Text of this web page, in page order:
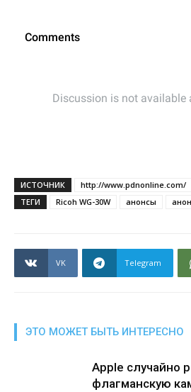
ИСТОЧНИК
http://www.pdnonline.com/
ТЕГИ
Ricoh WG-30W анонсы
VK Telegram
ЭТО МОЖЕТ БЫТЬ ИНТЕРЕСНО
Apple случайно
флагманскую